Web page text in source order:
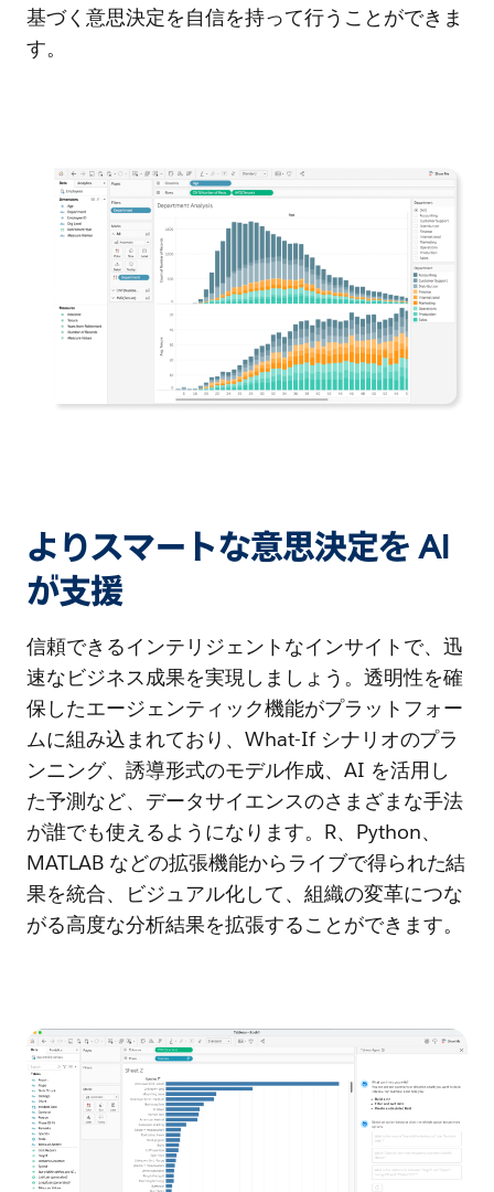
基づく意思決定を自信を持って行うことができま
す。
よりスマートな意思決定を AI
が支援
信頼できるインテリジェントなインサイトで、迅
速なビジネス成果を実現しましょう。透明性を確
保したエージェンティック機能がプラットフォー
ムに組み込まれており、What-If シナリオのプラ
ンニング、誘導形式のモデル作成、AI を活用し
た予測など、データサイエンスのさまざまな手法
が誰でも使えるようになります。R、Python、
MATLAB などの拡張機能からライブで得られた結
果を統合、ビジュアル化して、組織の変革につな
がる高度な分析結果を拡張することができます。